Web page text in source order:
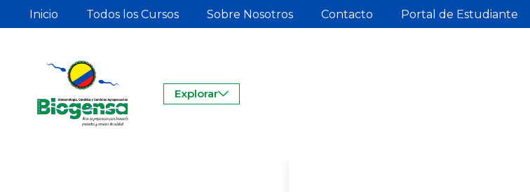
Inicio Todos los Cursos Sobre Nosotros Contacto Portal de Estudiante
Explorar